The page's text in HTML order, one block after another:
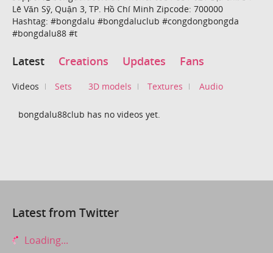
Lê Văn Sỹ, Quận 3, TP. Hồ Chí Minh Zipcode: 700000
Hashtag: #bongdalu #bongdaluclub #congdongbongda
#bongdalu88 #t
Latest Creations Updates Fans
Videos Sets 3D models Textures Audio
bongdalu88club has no videos yet.
Latest from Twitter
Loading...